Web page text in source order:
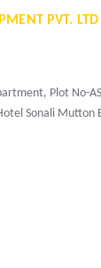
PVT. LTD
Plot No-
Sonali Mutton